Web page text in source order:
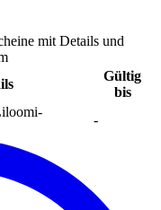
mit Details und
Gültig
bis
-